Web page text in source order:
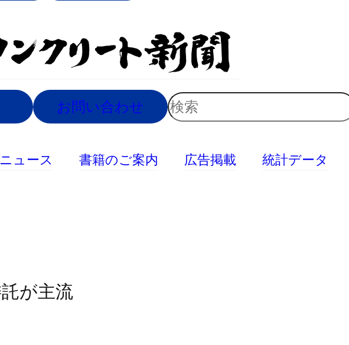
お問い合わせ
検
索
ュース 書籍のご案内 広告掲載 統計データ
が主流